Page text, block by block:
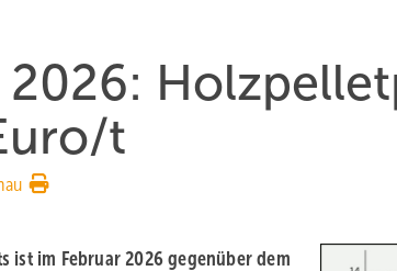
2026:
t
ist im Februar 2026 gegen­über dem